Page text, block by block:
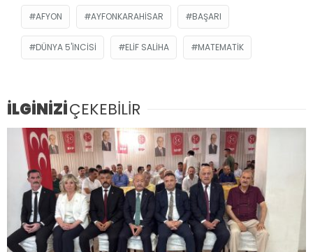
AFYON AYFONKARAHISAR BAŞARI
DÜNYA 5'INCISI ELIF SALIHA MATEMATIK
İLGİNİZİÇEKEBİLİR